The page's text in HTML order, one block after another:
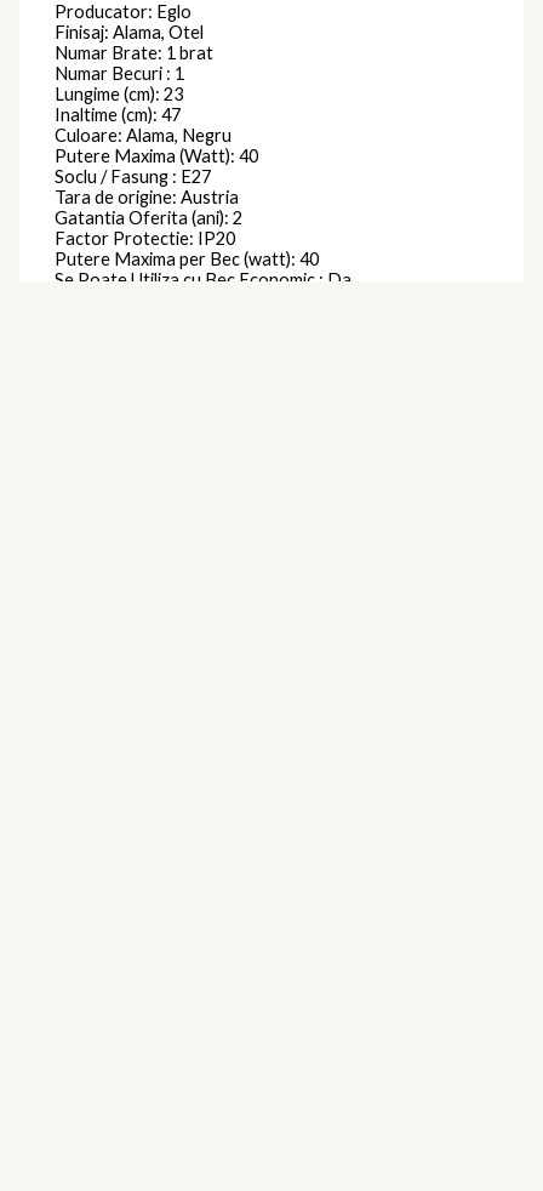
Producator: Eglo
Finisaj: Alama, Otel
Numar Brate: 1 brat
Numar Becuri : 1
Lungime (cm): 23
Inaltime (cm): 47
Culoare: Alama, Negru
Putere Maxima (Watt): 40
Soclu / Fasung : E27
Tara de origine: Austria
Gatantia Oferita (ani): 2
Factor Protectie: IP20
Putere Maxima per Bec (watt): 40
Se Poate Utiliza cu Bec Economic : Da